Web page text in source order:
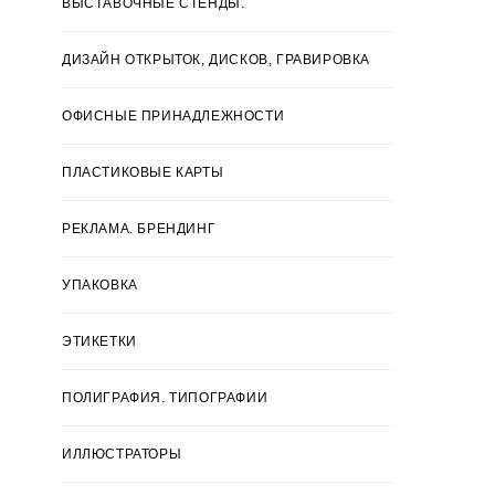
ВЫСТАВОЧНЫЕ СТЕНДЫ.
ДИЗАЙН ОТКРЫТОК, ДИСКОВ, ГРАВИРОВКА
ОФИСНЫЕ ПРИНАДЛЕЖНОСТИ
ПЛАСТИКОВЫЕ КАРТЫ
РЕКЛАМА. БРЕНДИНГ
УПАКОВКА
ЭТИКЕТКИ
ПОЛИГРАФИЯ. ТИПОГРАФИИ
ИЛЛЮСТРАТОРЫ